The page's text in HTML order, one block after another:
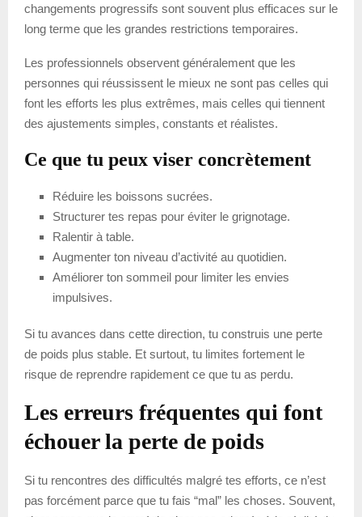
changements progressifs sont souvent plus efficaces sur le
long terme que les grandes restrictions temporaires.
Les professionnels observent généralement que les
personnes qui réussissent le mieux ne sont pas celles qui
font les efforts les plus extrêmes, mais celles qui tiennent
des ajustements simples, constants et réalistes.
Ce que tu peux viser concrètement
Réduire les boissons sucrées.
Structurer tes repas pour éviter le grignotage.
Ralentir à table.
Augmenter ton niveau d’activité au quotidien.
Améliorer ton sommeil pour limiter les envies
impulsives.
Si tu avances dans cette direction, tu construis une perte
de poids plus stable. Et surtout, tu limites fortement le
risque de reprendre rapidement ce que tu as perdu.
Les erreurs fréquentes qui font
échouer la perte de poids
Si tu rencontres des difficultés malgré tes efforts, ce n’est
pas forcément parce que tu fais “mal” les choses. Souvent,